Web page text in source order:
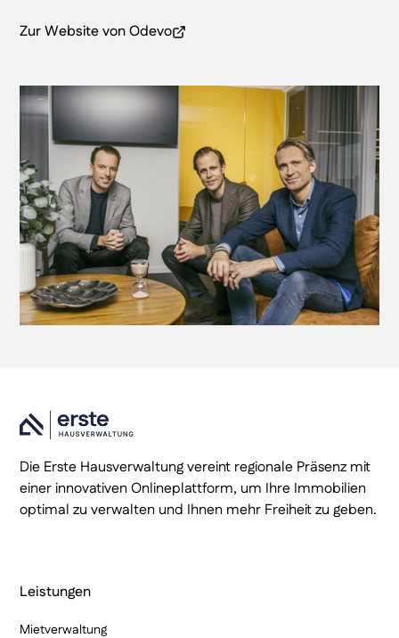
Zur Website von Odevo(öffnet in neuem Fenster)
Die Erste Hausverwaltung vereint regionale Präsenz mit
einer innovativen Onlineplattform, um Ihre Immobilien
optimal zu verwalten und Ihnen mehr Freiheit zu geben.
Leistungen
Mietverwaltung